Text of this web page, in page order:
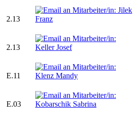
2.13
2.13
E.11
E.03